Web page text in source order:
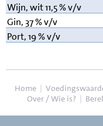
Wijn, wit 11,5 % v/v
Gin, 37 % v/v
Port, 19 % v/v
Home |
Over / Wie is? |